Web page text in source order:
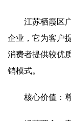
江苏栖霞区
企业，它为客户
消费者提供较优
销模式。
核心价值：